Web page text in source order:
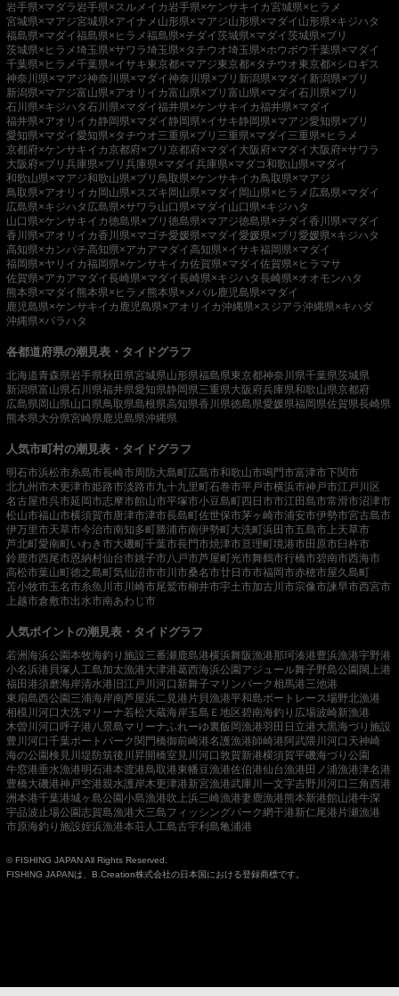
岩手県×マダラ岩手県×スルメイカ岩手県×ケンサキイカ宮城県×ヒラメ
宮城県×マアジ宮城県×アイナメ 山形県×マアジ山形県×マダイ 山形県×キジハタ
福島県×マダイ福島県×ヒラメ福島県×チダイ茨城県×マダイ茨城県×ブリ
茨城県×ヒラメ埼玉県×サワラ埼玉県×タチウオ埼玉県×ホウボウ千葉県×マダイ
千葉県×ヒラメ千葉県×イサキ東京都×マアジ東京都×タチウオ東京都×シロギス
神奈川県×マアジ神奈川県×マダイ神奈川県×ブリ 新潟県×マダイ 新潟県×ブリ
新潟県×マアジ富山県×アオリイカ富山県×ブリ 富山県×マダイ石川県×ブリ
石川県×キジハタ石川県×マダイ福井県×ケンサキイカ福井県×マダイ
福井県×アオリイカ 静岡県×マダイ 静岡県×イサキ静岡県×マアジ愛知県×ブリ
愛知県×マダイ愛知県×タチウオ三重県×ブリ 三重県×マダイ 三重県×ヒラメ
京都府×ケンサキイカ京都府×ブリ 京都府×マダイ 大阪府×マダイ 大阪府×サワラ
大阪府×ブリ 兵庫県×ブリ 兵庫県×マダイ兵庫県×マダコ和歌山県×マダイ
和歌山県×マアジ和歌山県×ブリ 鳥取県×ケンサキイカ鳥取県×マアジ
鳥取県×アオリイカ 岡山県×スズキ 岡山県×マダイ 岡山県×ヒラメ 広島県×マダイ
広島県×キジハタ 広島県×サワラ 山口県×マダイ 山口県×キジハタ
山口県×ケンサキイカ徳島県×ブリ 徳島県×マアジ徳島県×チダイ香川県×マダイ
香川県×アオリイカ香川県×マゴチ愛媛県×マダイ愛媛県×ブリ 愛媛県×キジハタ
高知県×カンパチ高知県×アカアマダイ高知県×イサキ福岡県×マダイ
福岡県×ヤリイカ福岡県×ケンサキイカ佐賀県×マダイ佐賀県×ヒラマサ
佐賀県×アカアマダイ長崎県×マダイ長崎県×キジハタ長崎県×オオモンハタ
熊本県×マダイ 熊本県×ヒラメ 熊本県×メバル鹿児島県×マダイ
鹿児島県×ケンサキイカ 鹿児島県×アオリイカ沖縄県×スジアラ沖縄県×キハダ
沖縄県×バラハタ
各都道府県の潮見表・タイドグラフ
北海道青森県岩手県秋田県宮城県山形県福島県東京都神奈川県千葉県茨城県
新潟県富山県石川県福井県愛知県静岡県三重県大阪府兵庫県和歌山県京都府
広島県岡山県山口県鳥取県島根県高知県香川県徳島県愛媛県福岡県佐賀県長崎県
熊本県大分県宮崎県鹿児島県沖縄県
人気市町村の潮見表・タイドグラフ
明石市浜松市糸島市長崎市周防大島町広島市和歌山市鳴門市富津市下関市
北九州市木更津市姫路市淡路市九十九里町石巻市平戸市横浜市神戸市江戸川区
名古屋市呉市延岡市志摩市館山市平塚市小豆島町四日市市江田島市常滑市沼津市
松山市福山市横須賀市唐津市津市長島町佐世保市茅ヶ崎市浦安市伊勢市宮古島市
伊万里市天草市今治市南知多町勝浦市南伊勢町大洗町浜田市五島市 上天草市
芦北町愛南町いわき市大磯町千葉市長門市焼津市亘理町境港市田原市臼杵市
鈴鹿市西尾市恩納村仙台市銚子市八戸市芦屋町光市舞鶴市行橋市碧南市西海市
高松市葉山町徳之島町気仙沼市市川市桑名市廿日市市福岡市赤穂市屋久島町
苫小牧市玉名市糸魚川市川崎市尾鷲市柳井市宇土市加古川市宗像市諫早市西宮市
上越市倉敷市出水市南あわじ市
人気ポイントの潮見表・タイドグラフ
若洲海浜公園本牧海釣り施設三番瀬鹿島港横浜舞阪漁港那珂湊港豊浜漁港宇野港
小名浜港 貝塚人工島加太漁港大津港葛西海浜公園 アジュール舞子野島公園 閖上港
福田港須磨海岸清水港 旧江戸川河口 新舞子マリンパーク相馬港三池港
東扇島西公園 三浦海岸南芦屋浜二見港 片貝漁港平和島ボートレース場野北漁港
相模川河口 大洗マリーナ若松大蔵海岸玉島Ｅ地区碧南海釣り広場波崎新漁港
木曽川河口呼子港八景島マリーナふれーゆ裏飯岡漁港羽田 日立港大黒海づり施設
豊川河口千葉ポートパーク 関門橋御前崎港名護漁港師崎港 阿武隈川河口 天神崎
海の公園検見川堤防筑後川昇開橋室見川河口敦賀新港横須賀平磯海づり公園
牛窓港垂水漁港明石港本渡港鳥取港東幡豆漁港佐伯港仙台漁港 田ノ浦漁港津名港
豊橋大磯港神戸空港親水護岸木更津港新宮漁港武庫川一文字吉野川河口 三角西港
洲本港千葉港城ヶ島公園小島漁港吹上浜三崎漁港妻鹿漁港熊本新港館山港牛深
宇品波止場公園志賀島漁港大三島フィッシングパーク網干港新仁尾港 片瀬漁港
市原海釣り施設姪浜漁港本荘人工島古宇利島亀浦港
© FISHING JAPAN All Rights Reserved.
FISHING JAPANは、B.Creation株式会社の日本国における登録商標です。